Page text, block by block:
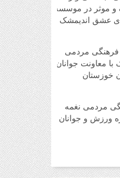
و موثر در موسسه
عشق اندیمشک
فرهنگی مردمی
معاونت جوانان
خوزستان
مردمی نغمه
ورزش و جوانان
شعبان و دهه